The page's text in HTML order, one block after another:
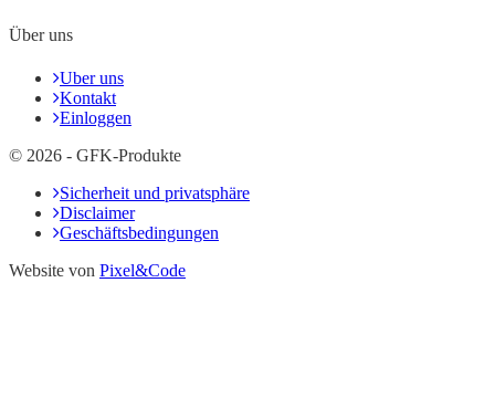
Über uns
Uber uns
Kontakt
Einloggen
© 2026 - GFK-Produkte
Sicherheit und privatsphäre
Disclaimer
Geschäftsbedingungen
Website von Pixel&Code